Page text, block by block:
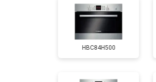
Замена панели
HBC84H500